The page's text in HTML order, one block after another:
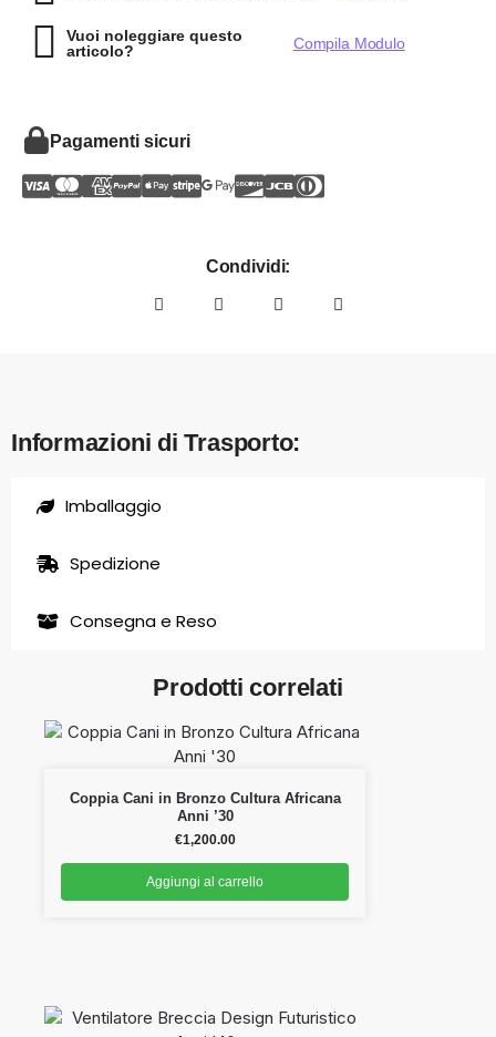
Vuoi noleggiare questo
articolo?
Compila Modulo
Pagamenti sicuri
Condividi:
Informazioni di Trasporto:
Imballaggio
Spedizione
Consegna e Reso
Prodotti correlati
Coppia Cani in Bronzo Cultura Africana
Anni ’30
€1,200.00
Aggiungi al carrello